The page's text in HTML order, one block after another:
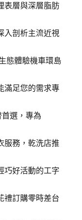
表層與深層脂肪
入剖析主流近視
態體驗機車環島
滿足您的需求專
選，專為
服務，乾洗店推
巧好活動的工字
禮訂購零時差台